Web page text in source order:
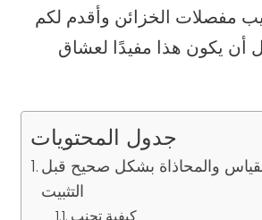
مفصلات الخزائن وأقدم لكم
أن يكون هذا مفيدًا لعشاق
جدول المحتويات
القياس والمحاذاة بشكل صحيح قبل
التثبيت